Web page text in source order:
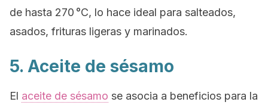
de hasta 270 °C, lo hace ideal para salteados,
asados, frituras ligeras y marinados.
5. Aceite de sésamo
El aceite de sésamo se asocia a beneficios para la